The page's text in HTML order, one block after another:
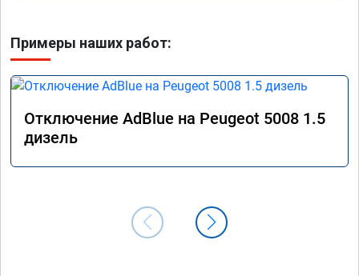
Примеры наших работ:
Отключение AdBlue на Peugeot 5008 1.5
дизель